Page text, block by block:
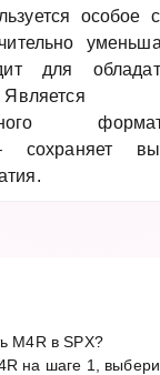
особое
для
M4R в SPX?
на шаге 1,